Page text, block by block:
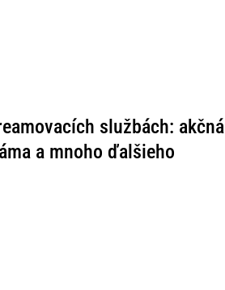
službách: akčná
a mnoho ďalšieho